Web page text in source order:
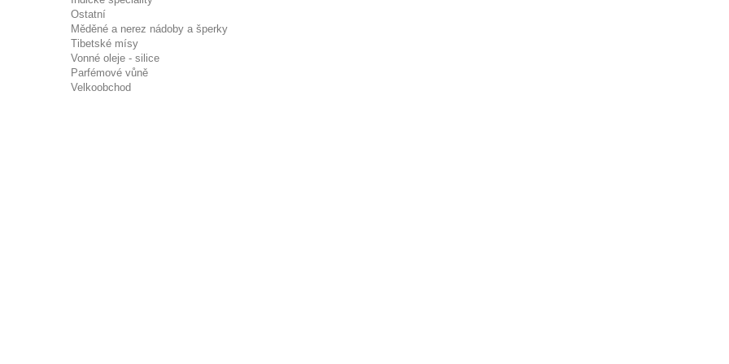
Ostatní
Měděné a nerez nádoby a šperky
Tibetské mísy
Vonné oleje - silice
Parfémové vůně
Velkoobchod